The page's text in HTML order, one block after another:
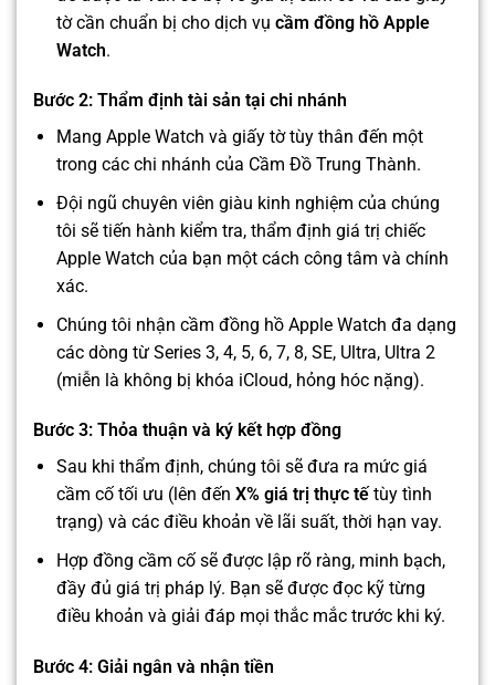
tờ cần chuẩn bị cho dịch vụ cầm đồng hồ Apple
Watch.
Bước 2: Thẩm định tài sản tại chi nhánh
Mang Apple Watch và giấy tờ tùy thân đến một
trong các chi nhánh của Cầm Đồ Trung Thành.
Đội ngũ chuyên viên giàu kinh nghiệm của chúng
tôi sẽ tiến hành kiểm tra, thẩm định giá trị chiếc
Apple Watch của bạn một cách công tâm và chính
xác.
Chúng tôi nhận cầm đồng hồ Apple Watch đa dạng
các dòng từ Series 3, 4, 5, 6, 7, 8, SE, Ultra, Ultra 2
(miễn là không bị khóa iCloud, hỏng hóc nặng).
Bước 3: Thỏa thuận và ký kết hợp đồng
Sau khi thẩm định, chúng tôi sẽ đưa ra mức giá
cầm cố tối ưu (lên đến X% giá trị thực tếtùy tình
trạng) và các điều khoản về lãi suất, thời hạn vay.
Hợp đồng cầm cố sẽ được lập rõ ràng, minh bạch,
đầy đủ giá trị pháp lý. Bạn sẽ được đọc kỹ từng
điều khoản và giải đáp mọi thắc mắc trước khi ký.
Bước 4: Giải ngân và nhận tiền